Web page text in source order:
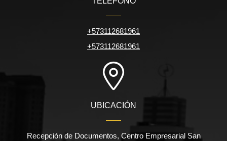
+573112681961
+573112681961
UBICACIÓN
Recepción de Documentos, Centro Empresarial San